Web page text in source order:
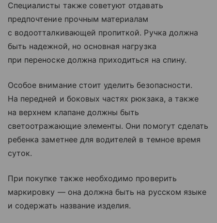
Специалисты также советуют отдавать
предпочтение прочным материалам
с водоотталкивающей пропиткой. Ручка должна
быть надежной, но основная нагрузка
при переноске должна приходиться на спину.
Особое внимание стоит уделить безопасности.
На передней и боковых частях рюкзака, а также
на верхнем клапане должны быть
светоотражающие элементы. Они помогут сделать
ребенка заметнее для водителей в темное время
суток.
При покупке также необходимо проверить
маркировку — она должна быть на русском языке
и содержать название изделия.